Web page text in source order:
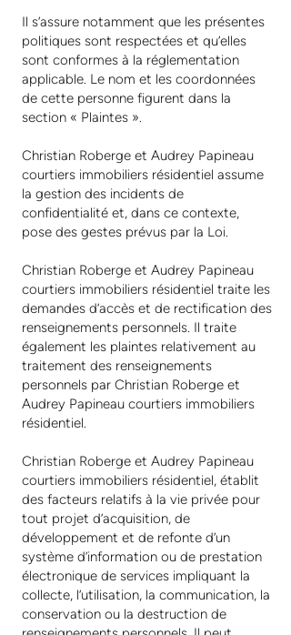
Il s’assure notamment que les présentes
politiques sont respectées et qu’elles
sont conformes à la réglementation
applicable. Le nom et les coordonnées
de cette personne figurent dans la
section « Plaintes ».
Christian Roberge et Audrey Papineau
courtiers immobiliers résidentiel assume
la gestion des incidents de
confidentialité et, dans ce contexte,
pose des gestes prévus par la Loi.
Christian Roberge et Audrey Papineau
courtiers immobiliers résidentiel traite les
demandes d’accès et de rectification des
renseignements personnels. Il traite
également les plaintes relativement au
traitement des renseignements
personnels par Christian Roberge et
Audrey Papineau courtiers immobiliers
résidentiel.
Christian Roberge et Audrey Papineau
courtiers immobiliers résidentiel, établit
des facteurs relatifs à la vie privée pour
tout projet d’acquisition, de
développement et de refonte d’un
système d’information ou de prestation
électronique de services impliquant la
collecte, l’utilisation, la communication, la
conservation ou la destruction de